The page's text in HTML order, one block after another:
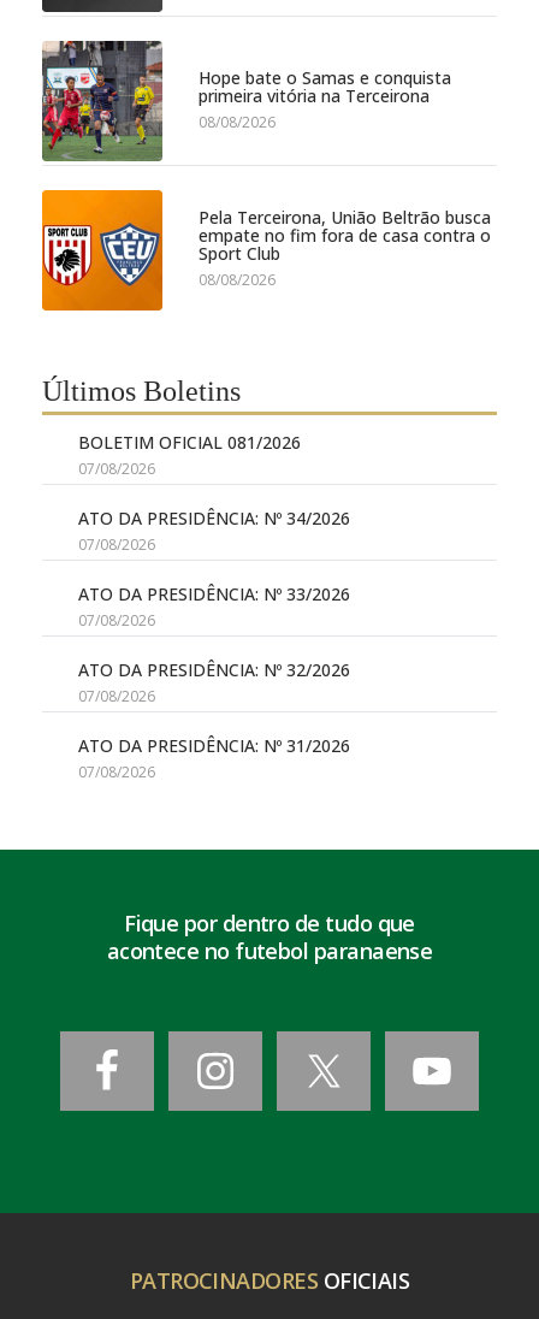
Hope bate o Samas e conquista
primeira vitória na Terceirona
08/08/2026
Pela Terceirona, União Beltrão busca
empate no fim fora de casa contra o
Sport Club
08/08/2026
Últimos Boletins
BOLETIM OFICIAL 081/2026
07/08/2026
ATO DA PRESIDÊNCIA: Nº 34/2026
07/08/2026
ATO DA PRESIDÊNCIA: Nº 33/2026
07/08/2026
ATO DA PRESIDÊNCIA: Nº 32/2026
07/08/2026
ATO DA PRESIDÊNCIA: Nº 31/2026
07/08/2026
Fique por dentro de tudo que
acontece no futebol paranaense
PATROCINADORES OFICIAIS